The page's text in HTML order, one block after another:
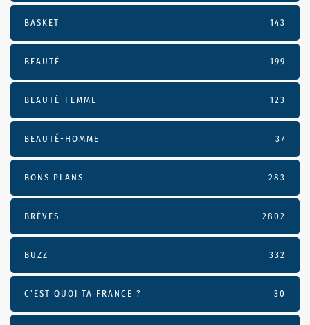
BASKET 143
BEAUTÉ 199
BEAUTÉ-FEMME 123
BEAUTÉ-HOMME 37
BONS PLANS 283
BRÈVES 2802
BUZZ 332
C'EST QUOI TA FRANCE ? 30